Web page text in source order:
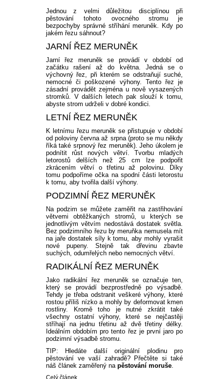
Jednou z velmi důležitou disciplínou při
pěstování tohoto ovocného stromu je
bezpochyby správné stříhání meruněk. Kdy po
jakém řezu sáhnout?
JARNÍ ŘEZ MERUNĚK
Jarní řez meruněk se provádí v období od
začátku rašení až do května. Jedná se o
výchovný řez, při kterém se odstraňují suché,
nemocné či poškozené výhony. Tento řez je
zásadní provádět zejména u nově vysazených
stromků. V dalších letech pak slouží k tomu,
abyste strom udrželi v dobré kondici.
LETNÍ ŘEZ MERUNĚK
K letnímu řezu meruněk se přistupuje v období
od poloviny června až srpna (proto se mu někdy
říká také srpnový řez meruněk). Jeho úkolem je
podnítit růst nových větví. Tvorbu mladých
letorostů delších než 25 cm lze podpořit
zkrácením větví o třetinu až polovinu. Díky
tomu podpoříme očka na spodní části letorostu
k tomu, aby tvořila další výhony.
PODZIMNÍ ŘEZ MERUNĚK
Na podzim se můžete zaměřit na zastřihování
větvemi obtěžkaných stromů, u kterých se
jednotlivým větvím nedostává dostatek světla.
Bez podzimního řezu by meruňka nemusela mít
na jaře dostatek síly k tomu, aby mohly vyrašit
nové pupeny. Stejně tak dřevinu zbavte
suchých, odumřelých nebo nemocných větví.
RADIKÁLNÍ ŘEZ MERUNĚK
Jako radikální řez meruněk se označuje ten,
který se provádí bezprostředně po výsadbě.
Tehdy je třeba odstranit veškeré výhony, které
rostou příliš nízko a mohly by deformovat kmen
rostliny. Kromě toho je nutné zkrátit také
všechny ostatní výhony, které se nejčastěji
stříhají na jednu třetinu až dvě třetiny délky.
Ideálním obdobím pro tento řez je první jaro po
podzimní výsadbě stromu.
TIP: Hledáte další originální plodinu pro
pěstování ve vaší zahradě? Přečtěte si také
náš článek zaměřený na pěstování moruše
Celý článek...